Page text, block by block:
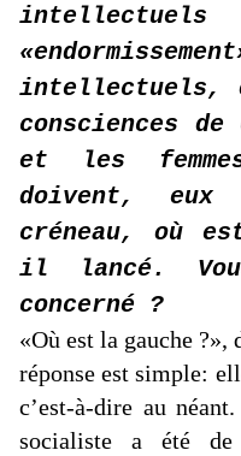
intellectuels,
consciences de
et les
doivent, eux
créneau, où
il lancé.
concerné ?
«Où est la gauche ?»,
réponse est simple:
c’est-à-dire au
socialiste a été